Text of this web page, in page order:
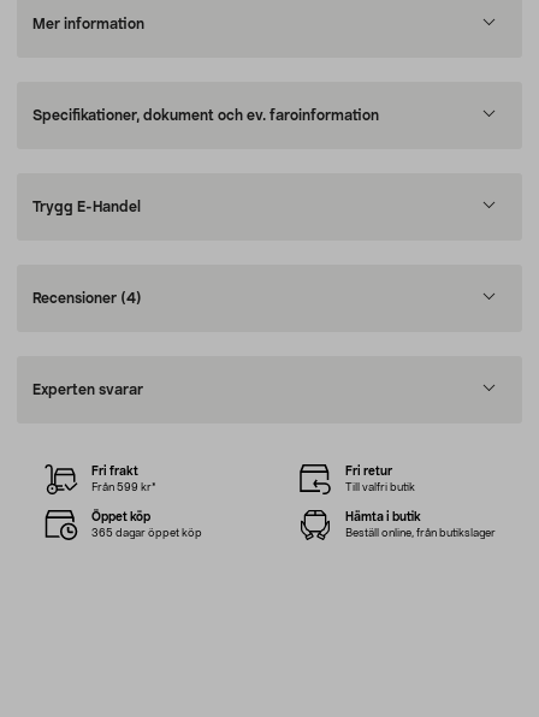
Mer information
Specifikationer, dokument och ev. faroinformation
Trygg E-Handel
Recensioner (4)
Experten svarar
Fri frakt
Från 599 kr*
Fri retur
Till valfri butik
Öppet köp
365 dagar öppet köp
Hämta i butik
Beställ online, från butikslager